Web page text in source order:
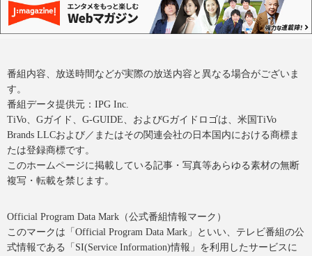
番組内容、放送時間などが実際の放送内容と異なる場合がございま
す。
番組データ提供元：IPG Inc.
TiVo、Gガイド、G-GUIDE、およびGガイドロゴは、米国TiVo
Brands LLCおよび／またはその関連会社の日本国内における商標ま
たは登録商標です。
このホームページに掲載している記事・写真等あらゆる素材の無断
複写・転載を禁じます。
Official Program Data Mark（公式番組情報マーク）
このマークは「Official Program Data Mark」といい、テレビ番組の公
式情報である「SI(Service Information)情報」を利用したサービスに